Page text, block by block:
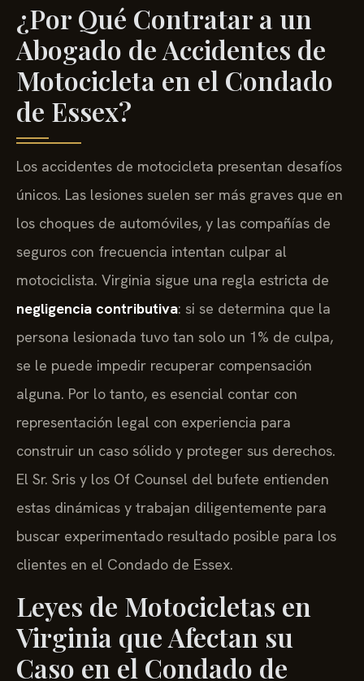
¿Por Qué Contratar a un
Abogado de Accidentes de
Motocicleta en el Condado
de Essex?
Los accidentes de motocicleta presentan desafíos
únicos. Las lesiones suelen ser más graves que en
los choques de automóviles, y las compañías de
seguros con frecuencia intentan culpar al
motociclista. Virginia sigue una regla estricta de
negligencia contributiva: si se determina que la
persona lesionada tuvo tan solo un 1% de culpa,
se le puede impedir recuperar compensación
alguna. Por lo tanto, es esencial contar con
representación legal con experiencia para
construir un caso sólido y proteger sus derechos.
El Sr. Sris y los Of Counsel del bufete entienden
estas dinámicas y trabajan diligentemente para
buscar experimentado resultado posible para los
clientes en el Condado de Essex.
Leyes de Motocicletas en
Virginia que Afectan su
Caso en el Condado de